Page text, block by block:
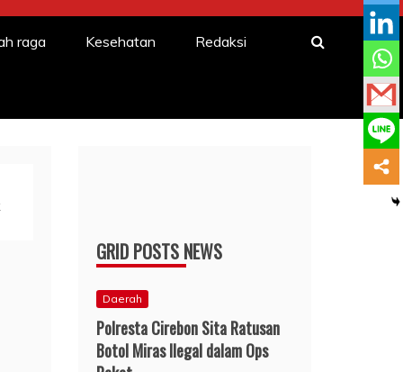
raga Kesehatan Redaksi
GRID POSTS NEWS
Daerah
Polresta Cirebon Sita Ratusan
Botol Miras Ilegal dalam Ops